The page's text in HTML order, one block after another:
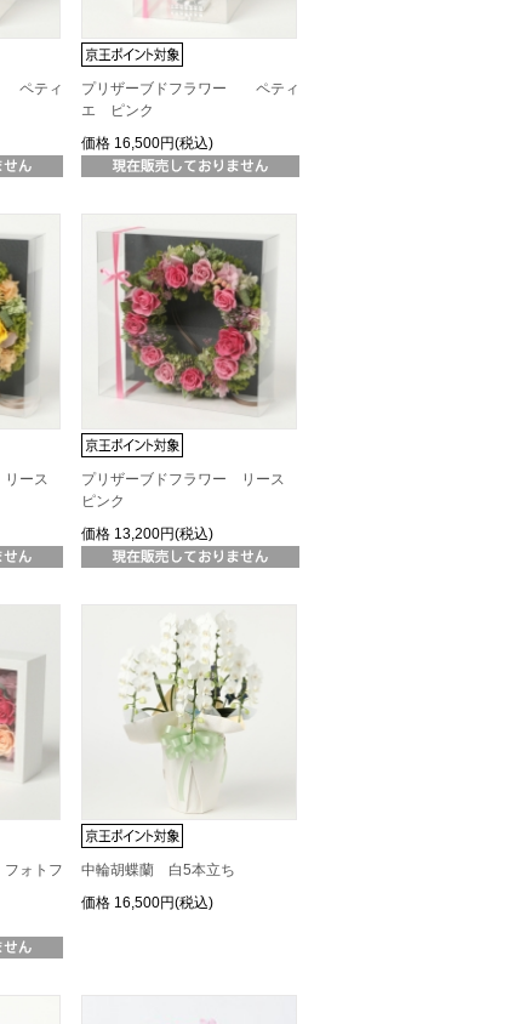
ペティ
プリザーブドフラワー ペティ
エ ピンク
価格 16,500円(税込)
リース
プリザーブドフラワー リース
ピンク
価格 13,200円(税込)
ォトフ
中輪胡蝶蘭 白5本立ち
価格 16,500円(税込)